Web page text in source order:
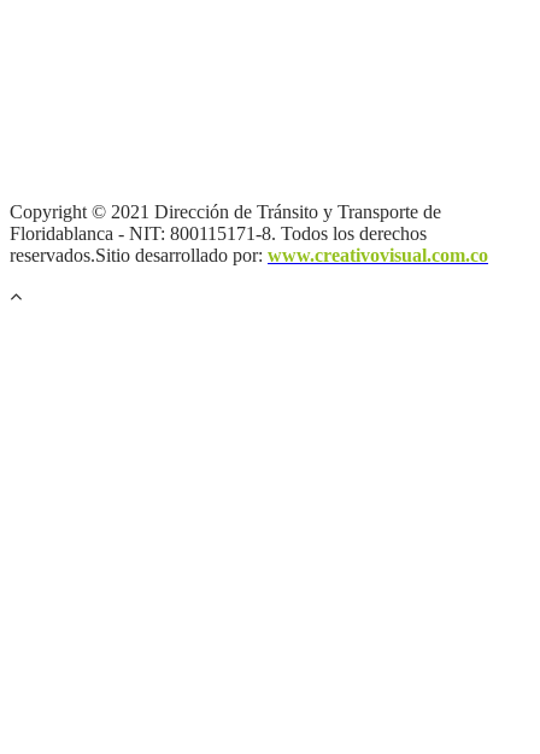
Copyright © 2021 Dirección de Tránsito y Transporte de
Floridablanca - NIT: 800115171-8. Todos los derechos
reservados.Sitio desarrollado por: www.creativovisual.com.co